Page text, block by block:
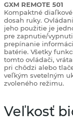
GXM REMOTE 501
Kompaktné
dosah ruky.
jeho použitie je
pre zapnutie/
prepínanie
batérie. Všetky
tomto ovládači,
pri chôdzi alebo
veľkým svetelným
zvoleného režimu.
Veľkosť